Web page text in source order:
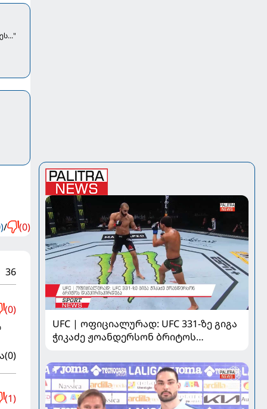
/ (0)
36
(0)
(0)
(1)
UFC | ოფიციალურად: UFC 331-ზე გიგა
ჭიკაძე ჟოანდერსონ ბრიტოს